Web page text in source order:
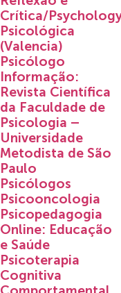
Crítica/
Psicológica
(Valencia)
Psicólogo
Informação:
Revista Científica
da Faculdade de
Psicologia –
Universidade
Metodista de São
Paulo
Psicólogos
Psicooncologia
Psicopedagogia
Online: Educação
e Saúde
Psicoterapia
Cognitiva